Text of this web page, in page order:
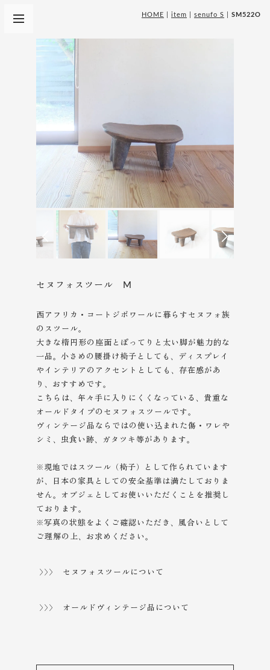
HOME item senufo S SM522O
セヌフォスツール M
西アフリカ・コートジボワールに暮らすセヌフォ族
のスツール。
大きな楕円形の座面とぽってりと太い脚が魅力的な
一品。小さめの腰掛け椅子としても、ディスプレイ
やインテリアのアクセントとしても、存在感があ
り、おすすめです。
こちらは、年々手に入りにくくなっている、貴重な
オールドタイプのセヌフォスツールです。
ヴィンテージ品ならではの使い込まれた傷・ワレや
シミ、虫食い跡、ガタツキ等があります。
※現地ではスツール（椅子）として作られています
が、日本の家具としての安全基準は満たしておりま
せん。オブジェとしてお使いいただくことを推奨し
ております。
※写真の状態をよくご確認いただき、風合いとして
ご理解の上、 お求めください。
>>> セヌフォスツールについて
>>> オールドヴィンテージ品について